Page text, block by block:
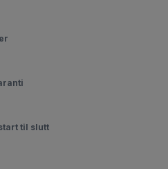
til slutt